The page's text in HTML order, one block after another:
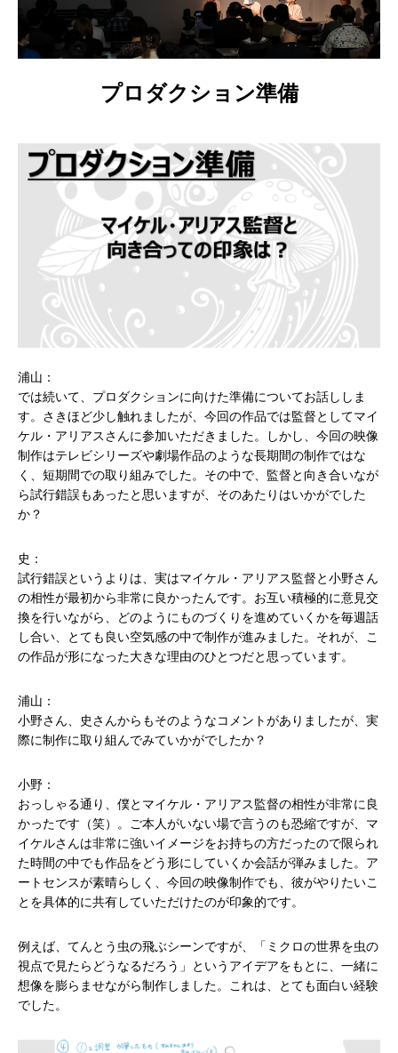
プロダクション準備
浦山：
では続いて、プロダクションに向けた準備についてお話ししま
す。さきほど少し触れましたが、今回の作品では監督としてマイ
ケル・アリアスさんに参加いただきました。しかし、今回の映像
制作はテレビシリーズや劇場作品のような長期間の制作ではな
く、短期間での取り組みでした。その中で、監督と向き合いなが
ら試行錯誤もあったと思いますが、そのあたりはいかがでした
か？
史：
試行錯誤というよりは、実はマイケル・アリアス監督と小野さん
の相性が最初から非常に良かったんです。お互い積極的に意見交
換を行いながら、どのようにものづくりを進めていくかを毎週話
し合い、とても良い空気感の中で制作が進みました。それが、こ
の作品が形になった大きな理由のひとつだと思っています。
浦山：
小野さん、史さんからもそのようなコメントがありましたが、実
際に制作に取り組んでみていかがでしたか？
小野：
おっしゃる通り、僕とマイケル・アリアス監督の相性が非常に良
かったです（笑）。ご本人がいない場で言うのも恐縮ですが、マ
イケルさんは非常に強いイメージをお持ちの方だったので限られ
た時間の中でも作品をどう形にしていくか会話が弾みました。ア
ートセンスが素晴らしく、今回の映像制作でも、彼がやりたいこ
とを具体的に共有していただけたのが印象的です。
例えば、てんとう虫の飛ぶシーンですが、「ミクロの世界を虫の
視点で見たらどうなるだろう」というアイデアをもとに、一緒に
想像を膨らませながら制作しました。これは、とても面白い経験
でした。